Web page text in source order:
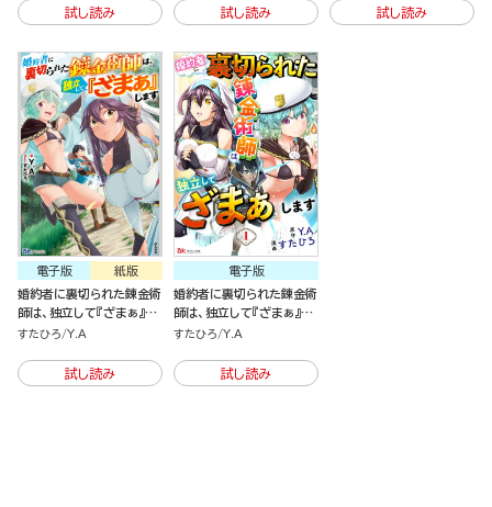
試し読み 試し読み 試し読み
紙版
電子版
婚約者に裏切られた錬金術
師は、独立して『ざまぁ』し
ます
すたひろ Y.A
試し読み
電子版
婚約者に裏切られた錬金術
師は、独立して『ざまぁ』し
ます（分冊版）
すたひろ Y.A
試し読み